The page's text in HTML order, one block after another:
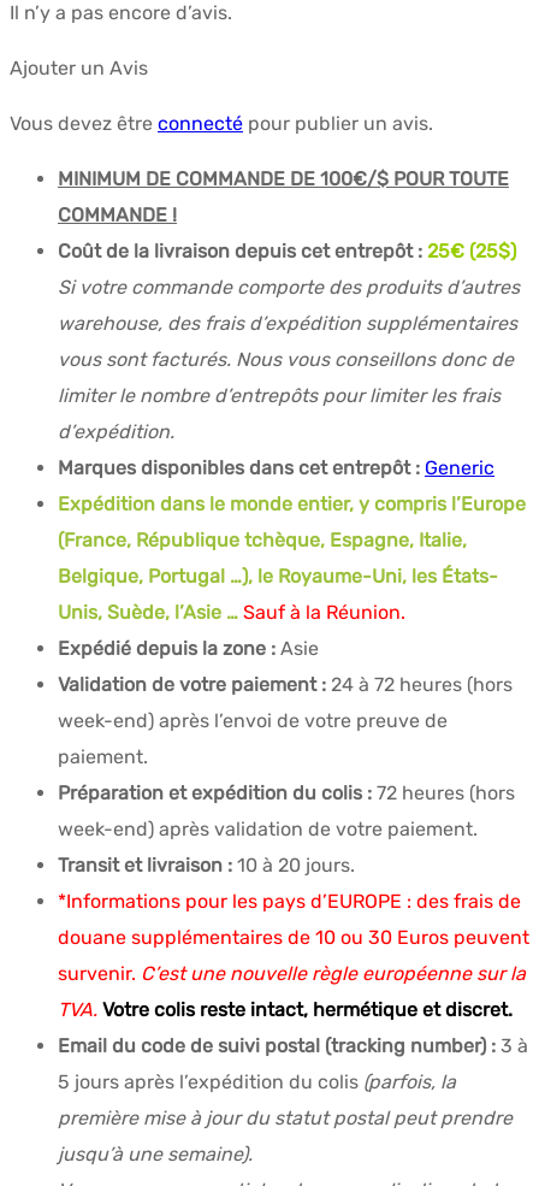
Il n’y a pas encore d’avis.
Ajouter un Avis
Vous devez être connecté pour publier un avis.
MINIMUM DE COMMANDE DE 100€/$ POUR TOUTE
COMMANDE !
Coût de la livraison depuis cet entrepôt : 25€ (25$)
Si votre commande comporte des produits d’autres
warehouse, des frais d’expédition supplémentaires
vous sont facturés. Nous vous conseillons donc de
limiter le nombre d’entrepôts pour limiter les frais
d’expédition.
Marques disponibles dans cet entrepôt : Generic
Expédition dans le monde entier, y compris l’Europe
(France, République tchèque, Espagne, Italie,
Belgique, Portugal …), le Royaume-Uni, les États-
Unis, Suède, l’Asie … Sauf à la Réunion.
Expédié depuis la zone : Asie
Validation de votre paiement : 24 à 72 heures (hors
week-end) après l’envoi de votre preuve de
paiement.
Préparation et expédition du colis : 72 heures (hors
week-end) après validation de votre paiement.
Transit et livraison : 10 à 20 jours.
*Informations pour les pays d’EUROPE : des frais de
douane supplémentaires de 10 ou 30 Euros peuvent
survenir. C’est une nouvelle règle européenne sur la
TVA. Votre colis reste intact, hermétique et discret.
Email du code de suivi postal (tracking number) : 3 à
5 jours après l’expédition du colis (parfois, la
première mise à jour du statut postal peut prendre
jusqu’à une semaine).